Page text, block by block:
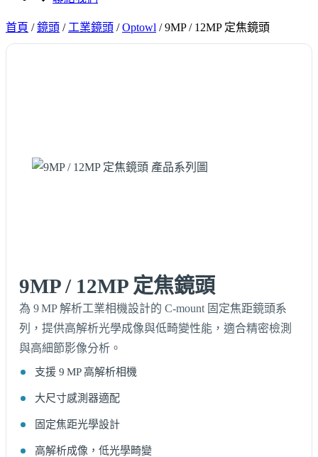
首頁 /鏡頭 / 工業鏡頭 /Optowl /9MP / 12MP 定焦鏡頭
9MP / 12MP 定焦鏡頭
為 9 MP 解析工業相機設計的 C‑mount 固定焦距鏡頭系
列，提供高解析光學成像與低畸變性能，適合精密檢測
與高細節影像分析。
支援 9 MP 高解析相機
大尺寸感測器適配
固定焦距光學設計
高解析成像，低光學畸變